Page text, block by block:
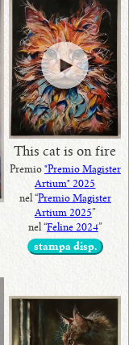
This cat is on fire
Premio "Premio Magister
Artium" 2025
nel “Premio Magister
Artium 2025”
nel “Feline 2024”
stampa disp.